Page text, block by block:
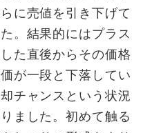
に売値を引き下げて
。結果的にはプラス
た直後からその価格
が一段と下落してい
チャンスという状況
ました。初めて触る